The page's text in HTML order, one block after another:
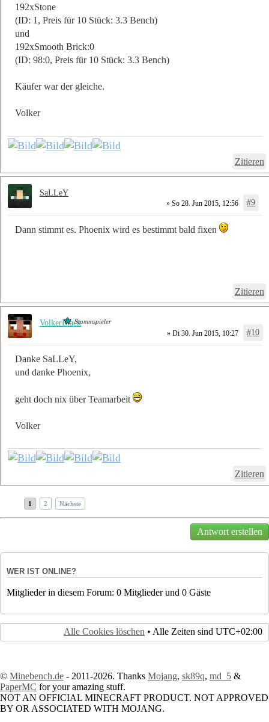
192xStone
(ID: 1, Preis für 10 Stück: 3.3 Bench)
und
192xSmooth Brick:0
(ID: 98:0, Preis für 10 Stück: 3.3 Bench)
Käufer war der gleiche.
Volker
Zitieren
» So 28. Jun 2015, 12:56 #9
Dann stimmt es. Phoenix wird es bestimmt bald fixen
Zitieren
SaLLeY
» Di 30. Jun 2015, 10:27 #10
Danke SaLLeY,
und danke Phoenix,
geht doch nix über Teamarbeit
Volker
Zitieren
VolkerBlackStammspieler
1 2 Nächste
Antwort erstellen
WER IST ONLINE?
Mitglieder in diesem Forum: 0 Mitglieder und 0 Gäste
Alle Cookies löschen • Alle Zeiten sind UTC+02:00
© Minebench.de - 2011-2026. Thanks Mojang, sk89q, md_5 &
PaperMC for your amazing stuff.
NOT AN OFFICIAL MINECRAFT PRODUCT. NOT APPROVED
BY OR ASSOCIATED WITH MOJANG.